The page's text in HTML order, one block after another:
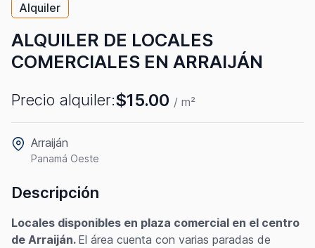
Alquiler
ALQUILER DE LOCALES
COMERCIALES EN ARRAIJÁN
Precio alquiler:$15.00 / m²
Arraiján
Panamá Oeste
Descripción
Locales disponibles en plaza comercial en el centro
de Arraiján. El área cuenta con varias paradas de